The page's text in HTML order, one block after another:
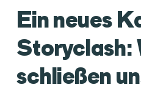
Ein neues
Storyclash:
schließen